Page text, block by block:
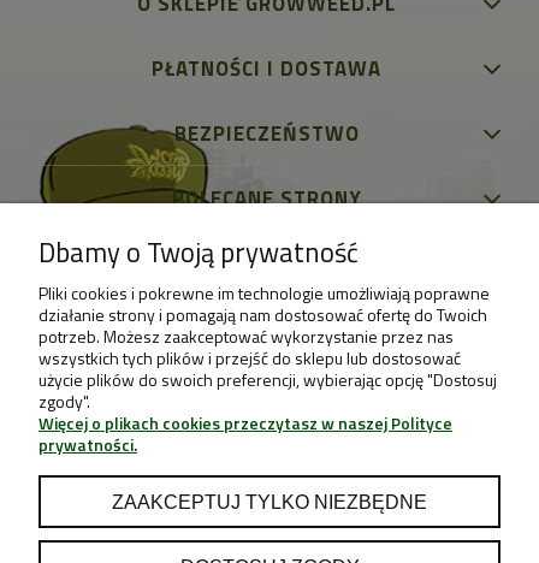
PŁATNOŚCI I DOSTAWA
BEZPIECZEŃSTWO
POLECANE STRONY
Dbamy o Twoją prywatność
Pliki cookies i pokrewne im technologie umożliwiają poprawne
działanie strony i pomagają nam dostosować ofertę do Twoich
potrzeb. Możesz zaakceptować wykorzystanie przez nas
wszystkich tych plików i przejść do sklepu lub dostosować
użycie plików do swoich preferencji, wybierając opcję "Dostosuj
zgody".
Więcej o plikach cookies przeczytasz w naszej Polityce
prywatności.
ZAAKCEPTUJ TYLKO NIEZBĘDNE